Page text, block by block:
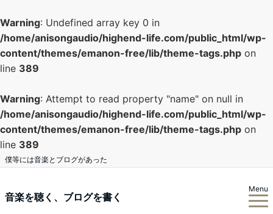
Warning: Undefined array key 0 in
/home/anisongaudio/highend-life.com/public_html/wp-
content/themes/emanon-free/lib/theme-tags.php on
line 389
Warning: Attempt to read property "name" on null in
/home/anisongaudio/highend-life.com/public_html/wp-
content/themes/emanon-free/lib/theme-tags.php on
line 389
僕等には音楽とブログがあった
音楽を聴く、ブログを書く
Menu